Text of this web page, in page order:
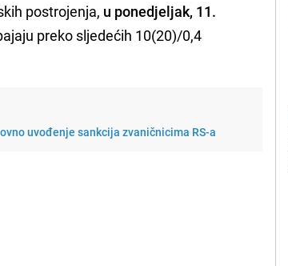
postrojenja, u ponedjeljak, 11.
preko sljedećih 10(20)/0,4
uvođenje sankcija zvaničnicima RS-a